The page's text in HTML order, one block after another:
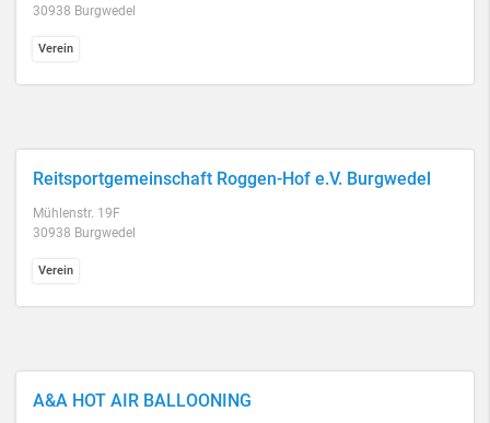
30938 Burgwedel
Verein
Reitsportgemeinschaft Roggen-Hof e.V. Burgwedel
Mühlenstr. 19F
30938 Burgwedel
Verein
A&A HOT AIR BALLOONING